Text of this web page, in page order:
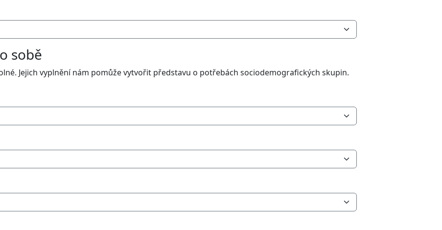
sobě
Jejich vyplnění nám pomůže vytvořit představu o potřebách sociodemografických skupin.